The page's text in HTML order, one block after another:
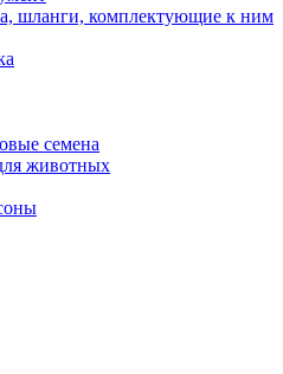
шланги, комплектующие к ним
семена
животных